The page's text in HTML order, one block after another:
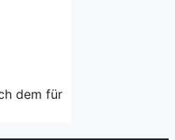
dem für